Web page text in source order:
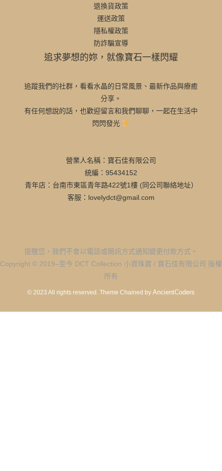
退換貨政策
運送政策
隱私權政策
防詐騙宣導
追求夢想的妳，就像寶石一樣閃耀
追蹤我們的社群，看看水晶的日常風景、最新作品與療癒
分享。
有任何想說的話，也歡迎留言和我們聊聊，一起在生活中
閃閃發光
營業人名稱：寶石佳有限公司
統編：95434152
青年店：台南市東區青年路422號1樓 (同公司聯絡地址）
客服：lovelydct@gmail.com
提醒您，我們不會以電話或簡訊方式通知變更付款方式。
Copyright © 2019–至今 DCT Collection 小資珠寶 / 寶石佳有限公司 版權
所有
© 2023 All rights reserved. Theme Chained by AncientCoders